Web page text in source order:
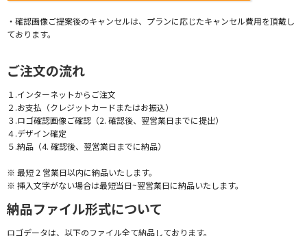
・確認画像ご提案後のキャンセルは、プランに応じたキャンセル費用を頂戴し
ております。
ご注文の流れ
１.インターネットからご注文
２.お支払（クレジットカードまたはお振込）
３.ロゴ確認画像ご確認（2. 確認後、翌営業日までに提出）
４.デザイン確定
５.納品（4. 確認後、翌営業日までに納品）
※ 最短 2 営業日以内に納品いたします。
※ 挿入文字がない場合は最短当日~翌営業日に納品いたします。
納品ファイル形式について
ロゴデータは、以下のファイル全て納品しております。